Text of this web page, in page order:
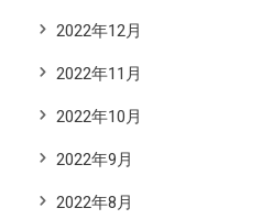
2022年12月
2022年11月
2022年10月
2022年9月
2022年8月